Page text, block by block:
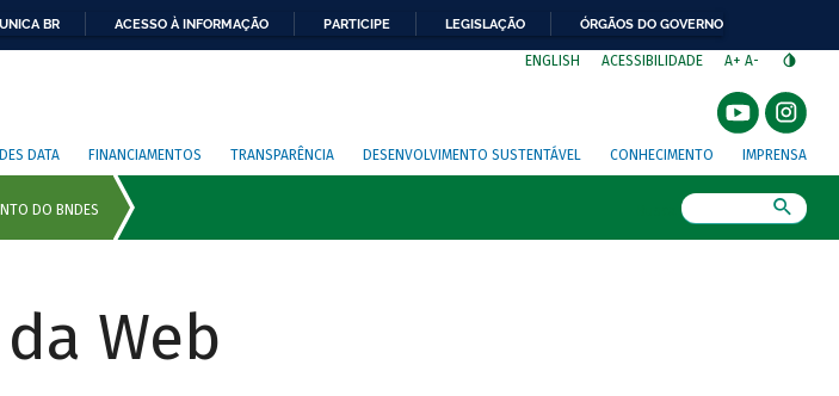
BR ACESSO À INFORMAÇÃO PARTICIPE LEGISLAÇÃO ÓRGÃOS DO GOVERNO
ENGLISH ACESSIBILIDADE A+ A-
DATA FINANCIAMENTOS TRANSPARÊNCIA DESENVOLVIMENTO SUSTENTÁVEL CONHECIMENTO IMPRENSA
Web